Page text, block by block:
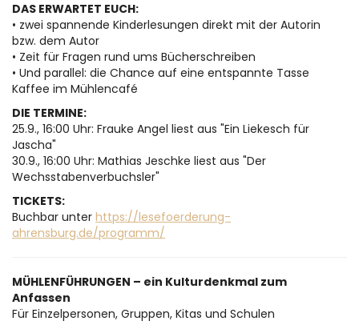
DAS ERWARTET EUCH:
• zwei spannende Kinderlesungen direkt mit der Autorin
bzw. dem Autor
• Zeit für Fragen rund ums Bücherschreiben
• Und parallel: die Chance auf eine entspannte Tasse
Kaffee im Mühlencafé
DIE TERMINE:
25.9., 16:00 Uhr: Frauke Angel liest aus "Ein Liekesch für
Jascha"
30.9., 16:00 Uhr: Mathias Jeschke liest aus "Der
Wechsstabenverbuchsler"
TICKETS:
Buchbar unter https://lesefoerderung-
ahrensburg.de/programm/
MÜHLENFÜHRUNGEN – ein Kulturdenkmal zum
Anfassen
Für Einzelpersonen, Gruppen, Kitas und Schulen